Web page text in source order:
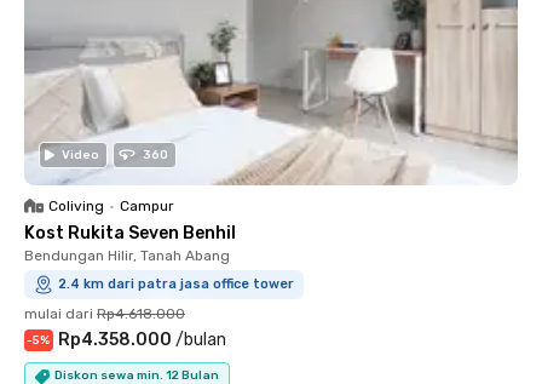
Video 360
Coliving • Campur
Kost Rukita Seven Benhil
Bendungan Hilir, Tanah Abang
2.4 km dari patra jasa office tower
mulai dari Rp4.618.000
-5% Rp4.358.000 /bulan
Diskon sewa min. 12 Bulan